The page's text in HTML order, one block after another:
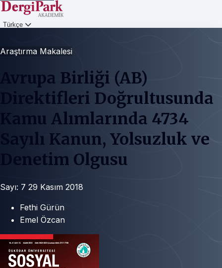
Türkçe
Araştırma Makalesi
Avrupa Birliği (AB)
Direktifleri Doğrultusunda
Kamu Alımlarında 4734
Sayılı Kanun, Yolsuzluk ve
Denetim Olgusu
Sayı: 7 29 Kasım 2018
Fethi Gürün
Emel Özcan